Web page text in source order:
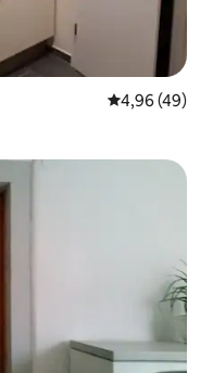
Vlerësimi
4,96 (49)